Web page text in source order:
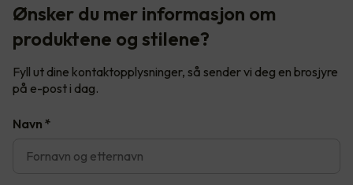
Ønsker du mer informasjon om
produktene og stilene?
Fyll ut dine kontaktopplysninger, så sender vi deg en brosjyre
på e-post i dag.
Navn *